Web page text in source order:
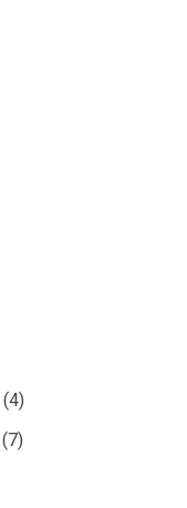
(4)
(7)